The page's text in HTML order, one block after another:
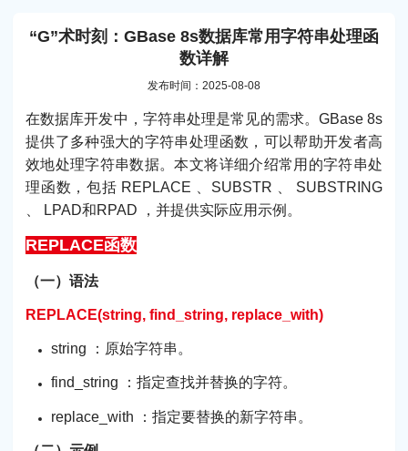
“G”术时刻：GBase 8s数据库常用字符串处理函
数详解
发布时间：2025-08-08
在数据库开发中，字符串处理是常见的需求。GBase 8s
提供了多种强大的字符串处理函数，可以帮助开发者高
效地处理字符串数据。本文将详细介绍常用的字符串处
理函数，包括 REPLACE 、SUBSTR 、 SUBSTRING
、 LPAD和RPAD ，并提供实际应用示例。
REPLACE函数
（一）语法
REPLACE(string, find_string, replace_with)
string ：原始字符串。
find_string ：指定查找并替换的字符。
replace_with ：指定要替换的新字符串。